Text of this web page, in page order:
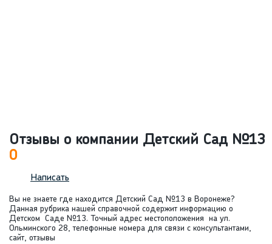
Отзывы о компании Детский Сад №13
0
Написать
Вы не знаете где находится Детский Сад №13 в Воронеже?
Данная рубрика нашей справочной содержит информацию о
Детском Саде №13. Точный адрес местоположения на ул.
Ольминского 28, телефонные номера для связи с консультантами,
сайт, отзывы